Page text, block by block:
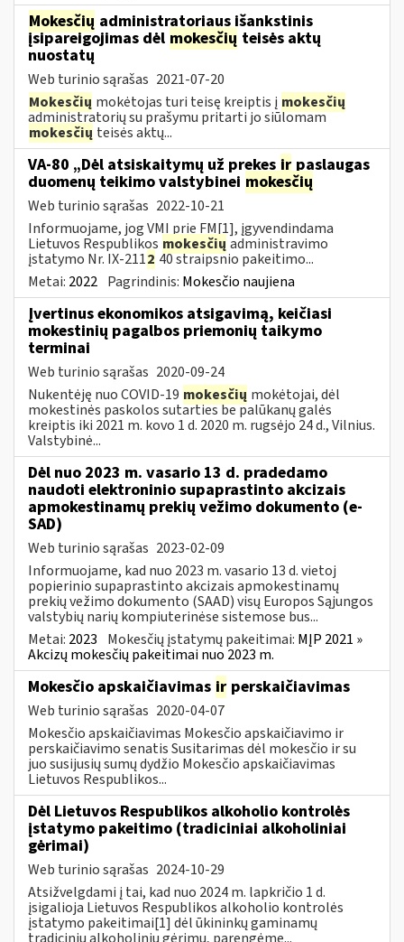
Mokesčių administratoriaus išankstinis
įsipareigojimas dėl mokesčių teisės aktų
nuostatų
Web turinio sąrašas 2021-07-20
Mokesčių mokėtojas turi teisę kreiptis į mokesčių
administratorių su prašymu pritarti jo siūlomam
mokesčių teisės aktų...
VA-80 „Dėl atsiskaitymų už prekes ir paslaugas
duomenų teikimo valstybinei mokesčių
Web turinio sąrašas 2022-10-21
Informuojame, jog VMI prie FM[1], įgyvendindama
Lietuvos Respublikos mokesčių administravimo
įstatymo Nr. IX-2112 40 straipsnio pakeitimo...
Metai: 2022 Pagrindinis: Mokesčio naujiena
Įvertinus ekonomikos atsigavimą, keičiasi
mokestinių pagalbos priemonių taikymo
terminai
Web turinio sąrašas 2020-09-24
Nukentėję nuo COVID-19 mokesčių mokėtojai, dėl
mokestinės paskolos sutarties be palūkanų galės
kreiptis iki 2021 m. kovo 1 d. 2020 m. rugsėjo 24 d., Vilnius.
Valstybinė...
Dėl nuo 2023 m. vasario 13 d. pradedamo
naudoti elektroninio supaprastinto akcizais
apmokestinamų prekių vežimo dokumento (e-
SAD)
Web turinio sąrašas 2023-02-09
Informuojame, kad nuo 2023 m. vasario 13 d. vietoj
popierinio supaprastinto akcizais apmokestinamų
prekių vežimo dokumento (SAAD) visų Europos Sąjungos
valstybių narių kompiuterinėse sistemose bus...
Metai: 2023 Mokesčių įstatymų pakeitimai: MĮP 2021 »
Akcizų mokesčių pakeitimai nuo 2023 m.
Mokesčio apskaičiavimas ir perskaičiavimas
Web turinio sąrašas 2020-04-07
Mokesčio apskaičiavimas Mokesčio apskaičiavimo ir
perskaičiavimo senatis Susitarimas dėl mokesčio ir su
juo susijusių sumų dydžio Mokesčio apskaičiavimas
Lietuvos Respublikos...
Dėl Lietuvos Respublikos alkoholio kontrolės
įstatymo pakeitimo (tradiciniai alkoholiniai
gėrimai)
Web turinio sąrašas 2024-10-29
Atsižvelgdami į tai, kad nuo 2024 m. lapkričio 1 d.
įsigalioja Lietuvos Respublikos alkoholio kontrolės
įstatymo pakeitimai[1] dėl ūkininkų gaminamų
tradicinių alkoholinių gėrimų, parengėme...